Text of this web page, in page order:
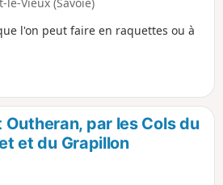
Vieux (Savoie)
l'on peut faire en raquettes ou à
par les Cols du
et du Grapillon